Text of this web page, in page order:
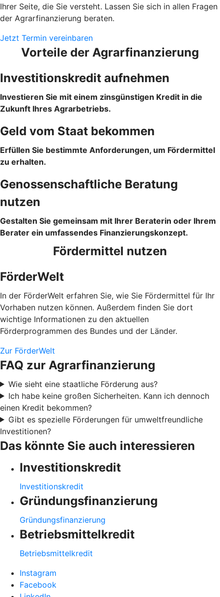
Ihrer Seite, die Sie versteht. Lassen Sie sich in allen Fragen
der Agrarfinanzierung beraten.
Jetzt Termin vereinbaren
Vorteile der Agrarfinanzierung
Investitionskredit aufnehmen
Investieren Sie mit einem zinsgünstigen Kredit in die
Zukunft Ihres Agrarbetriebs.
Geld vom Staat bekommen
Erfüllen Sie bestimmte Anforderungen, um Fördermittel
zu erhalten.
Genossenschaftliche Beratung
nutzen
Gestalten Sie gemeinsam mit Ihrer Beraterin oder Ihrem
Berater ein umfassendes Finanzierungskonzept.
Fördermittel nutzen
FörderWelt
In der FörderWelt erfahren Sie, wie Sie Fördermittel für Ihr
Vorhaben nutzen können. Außerdem finden Sie dort
wichtige Informationen zu den aktuellen
Förderprogrammen des Bundes und der Länder.
Zur FörderWelt
FAQ zur Agrarfinanzierung
Wie sieht eine staatliche Förderung aus?
Ich habe keine großen Sicherheiten. Kann ich dennoch
einen Kredit bekommen?
Gibt es spezielle Förderungen für umweltfreundliche
Investitionen?
Das könnte Sie auch interessieren
Investitionskredit
Investitionskredit
Gründungsfinanzierung
Gründungsfinanzierung
Betriebsmittelkredit
Betriebsmittelkredit
Instagram
Facebook